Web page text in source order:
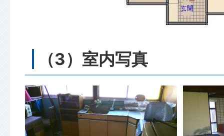
（3）室内写真